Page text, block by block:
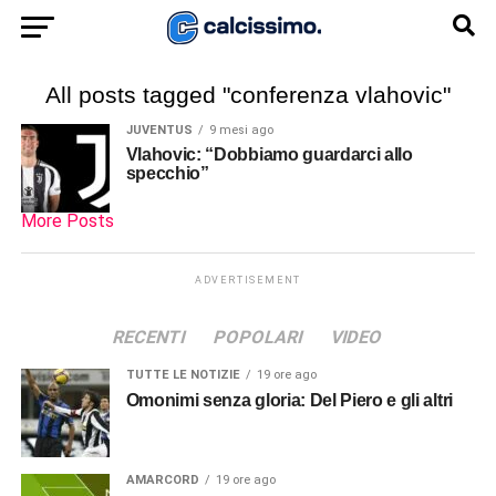
All posts tagged "conferenza vlahovic"
JUVENTUS 9 mesi ago
Vlahovic: “Dobbiamo guardarci allo
specchio”
More Posts
ADVERTISEMENT
RECENTI POPOLARI VIDEO
TUTTE LE NOTIZIE 19 ore ago
Omonimi senza gloria: Del Piero e gli altri
AMARCORD 19 ore ago